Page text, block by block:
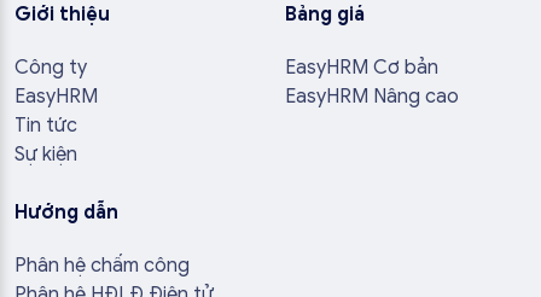
Giới thiệu
Công ty
EasyHRM
Tin tức
Sự kiện
Bảng giá
EasyHRM Cơ bản
EasyHRM Nâng cao
Hướng dẫn
Phân hệ chấm công